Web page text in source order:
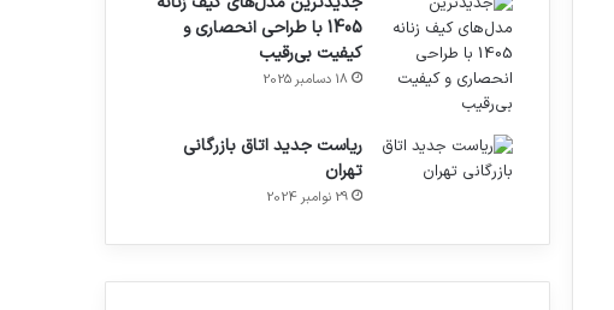
1405 با طراحی انحصاری و
کیفیت بی‌رقیب
18 دسامبر 2025
ریاست جدید اتاق بازرگانی
تهران
29 نوامبر 2024